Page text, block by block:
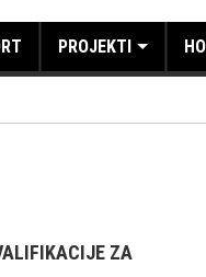
PROJEKTI
ZA